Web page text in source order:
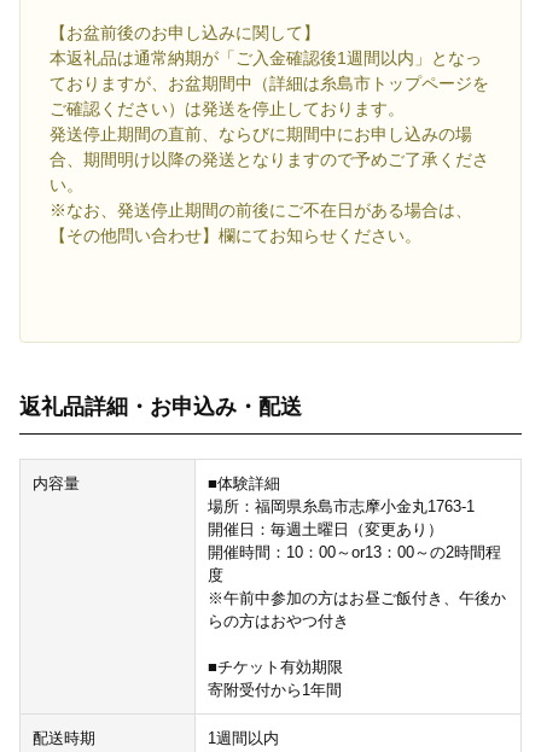
【お盆前後のお申し込みに関して】
本返礼品は通常納期が「ご入金確認後1週間以内」となっ
ておりますが、お盆期間中（詳細は糸島市トップページを
ご確認ください）は発送を停止しております。
発送停止期間の直前、ならびに期間中にお申し込みの場
合、期間明け以降の発送となりますので予めご了承くださ
い。
※なお、発送停止期間の前後にご不在日がある場合は、
【その他問い合わせ】欄にてお知らせください。
返礼品詳細・お申込み・配送
内容量
■体験詳細
場所：福岡県糸島市志摩小金丸1763-1
開催日：毎週土曜日（変更あり）
開催時間：10：00～or13：00～の2時間程
度
※午前中参加の方はお昼ご飯付き、午後か
らの方はおやつ付き
■チケット有効期限
寄附受付から1年間
配送時期 1週間以内